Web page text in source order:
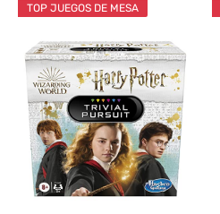
TOP JUEGOS DE MESA